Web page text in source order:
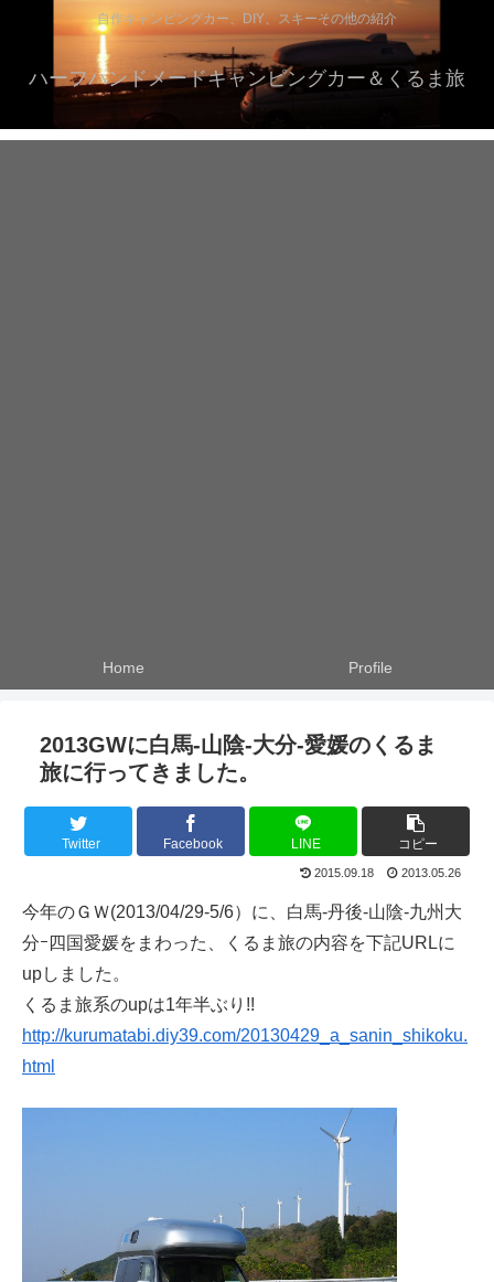
自作キャンピングカー、DIY、スキーその他の紹介
ハーフハンドメードキャンピングカー＆くるま旅
Home Profile
2013GWに白馬-山陰-大分-愛媛のくるま
旅に行ってきました。
Twitter Facebook LINE コピー
2015.09.18 2013.05.26
今年のＧＷ(2013/04/29-5/6）に、白馬-丹後-山陰-九州大
分ｰ四国愛媛をまわった、くるま旅の内容を下記URLに
upしました。
くるま旅系のupは1年半ぶり!!
http://kurumatabi.diy39.com/20130429_a_sanin_shikoku.
html